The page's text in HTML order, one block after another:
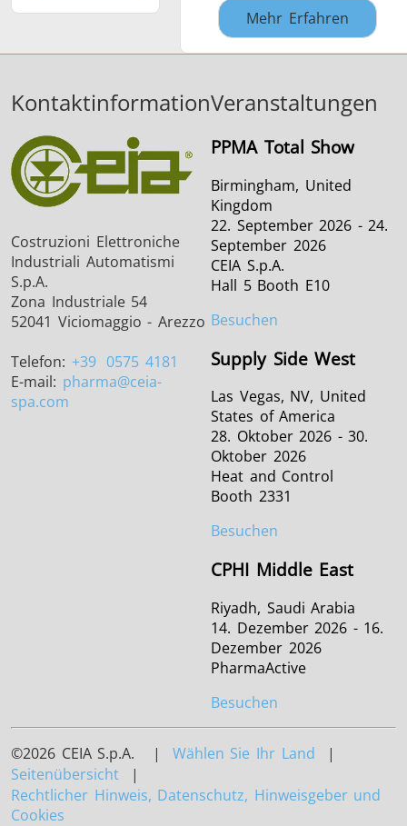
Mehr Erfahren
Kontaktinformation
Costruzioni Elettroniche
Industriali Automatismi
S.p.A.
Zona Industriale 54
52041 Viciomaggio - Arezzo
Telefon: +39 0575 4181
E-mail: pharma@ceia-
spa.com
Veranstaltungen
PPMA Total Show
Birmingham, United
Kingdom
22. September 2026 - 24.
September 2026
CEIA S.p.A.
Hall 5 Booth E10
Besuchen
Supply Side West
Las Vegas, NV, United
States of America
28. Oktober 2026 - 30.
Oktober 2026
Heat and Control
Booth 2331
Besuchen
CPHI Middle East
Riyadh, Saudi Arabia
14. Dezember 2026 - 16.
Dezember 2026
PharmaActive
Besuchen
©2026 CEIA S.p.A. | Wählen Sie Ihr Land |
Seitenübersicht |
Rechtlicher Hinweis, Datenschutz, Hinweisgeber und
Cookies